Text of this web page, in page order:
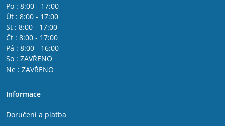
Po : 8:00 - 17:00
Út : 8:00 - 17:00
St : 8:00 - 17:00
Čt : 8:00 - 17:00
Pá : 8:00 - 16:00
So : ZAVŘENO
Ne : ZAVŘENO
Informace
Doručení a platba